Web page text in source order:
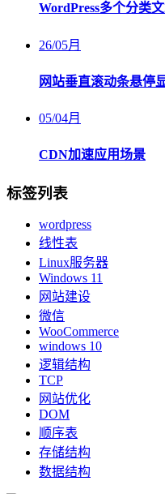
WordPress多个分类
26/05月
网站垂直滚动条悬停
05/04月
CDN加速应用场景
标签列表
wordpress
线性表
Linux服务器
Windows 11
网站建设
微信
WooCommerce
windows 10
逻辑结构
TCP
网站优化
DOM
顺序表
存储结构
数据结构